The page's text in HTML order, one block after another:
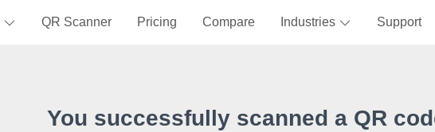
QR Scanner Pricing Compare Industries Support
You successfully scanned a QR